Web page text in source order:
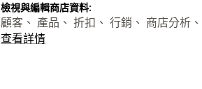
檢視與編輯商店資料:
顧客、 產品、 折扣、 行銷、 商店分析
查看詳情